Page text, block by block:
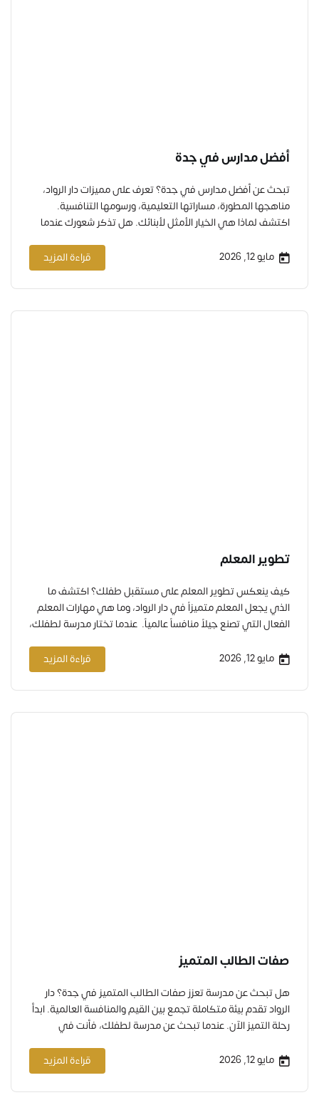
أفضل مدارس في جدة
تبحث عن أفضل مدارس في جدة؟ تعرف على مميزات دار الرواد،
مناهجها المطورة، مساراتها التعليمية، ورسومها التنافسية.
اكتشف لماذا هي الخيار الأمثل لأبنائك. هل تذكر شعورك عندما
التي قضيتها تقارن بين المدارس، تقرأ الآراء، وتستفسر من الأهل
والأصدقاء. اختيار المدرسة المناسبة في جدة ليس مجرد…
مايو 12, 2026 قراءة المزيد
تطوير المعلم
كيف ينعكس تطوير المعلم على مستقبل طفلك؟ اكتشف ما
الذي يجعل المعلم متميزاً في دار الرواد، وما هي مهارات المعلم
الفعال التي تصنع جيلاً منافساً عالمياً. عندما تختار مدرسة لطفلك،
الذي سيقضي ساعات طويلة مع أغلى ما تملك. تختار من سيصنع
مايو 12, 2026 قراءة المزيد
صفات الطالب المتميز
هل تبحث عن مدرسة تعزز صفات الطالب المتميز في جدة؟ دار
الرواد تقدم بيئة متكاملة تجمع بين القيم والمنافسة العالمية. ابدأ
رحلة التميز الآن. عندما تبحث عن مدرسة لطفلك، فأنت في
طفلي شخصاً استثنائياً؟ لست وحدك في هذا السعي. كل أب وأم
مايو 12, 2026 قراءة المزيد